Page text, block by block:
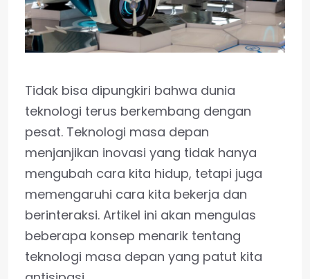
Tidak bisa dipungkiri bahwa dunia
teknologi terus berkembang dengan
pesat. Teknologi masa depan
menjanjikan inovasi yang tidak hanya
mengubah cara kita hidup, tetapi juga
memengaruhi cara kita bekerja dan
berinteraksi. Artikel ini akan mengulas
beberapa konsep menarik tentang
teknologi masa depan yang patut kita